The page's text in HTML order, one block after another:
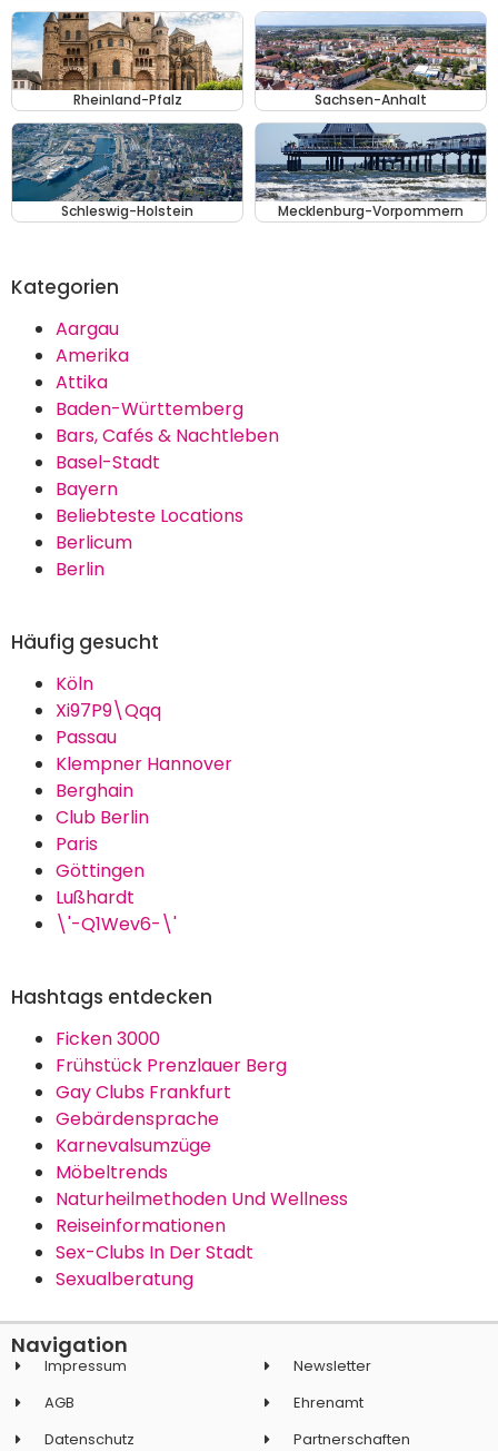
Rheinland-Pfalz Sachsen-Anhalt
Schleswig-Holstein Mecklenburg-Vorpommern
Kategorien
Aargau
Amerika
Attika
Baden-Württemberg
Bars, Cafés & Nachtleben
Basel-Stadt
Bayern
Beliebteste Locations
Berlicum
Berlin
Häufig gesucht
Köln
Xi97P9\Qqq
Passau
Klempner Hannover
Berghain
Club Berlin
Paris
Göttingen
Lußhardt
\'-Q1Wev6-\'
Hashtags entdecken
Ficken 3000
Frühstück Prenzlauer Berg
Gay Clubs Frankfurt
Gebärdensprache
Karnevalsumzüge
Möbeltrends
Naturheilmethoden Und Wellness
Reiseinformationen
Sex-Clubs In Der Stadt
Sexualberatung
Navigation
Impressum
AGB
Datenschutz
Newsletter
Ehrenamt
Partnerschaften